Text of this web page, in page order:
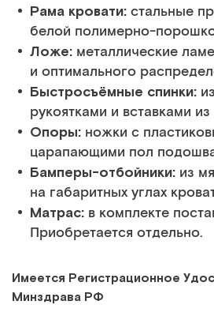
Рама кровати: стальные
белой полимерно-
Ложе: металлические
и оптимального
Быстросъёмные спинки:
рукоятками и вставками
Опоры: ножки с
царапающими пол
Бамперы-отбойники: из
на габаритных углах
Матрас: в комплекте
Приобретается отдельно.
Имеется Регистрационное
Минздрава РФ